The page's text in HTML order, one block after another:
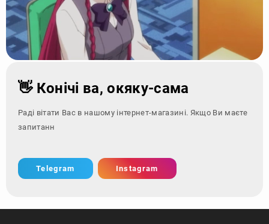
👋 Конічі ва, окяку-сама
Раді вітати Вас в нашому інтернет-магазині. Якщо Ви маєте
запитання - зверніть
Telegram Instagram